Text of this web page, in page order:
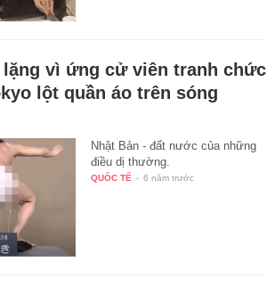
lặng vì ứng cử viên tranh chức
lột quần áo trên sóng
Nhật Bản - đất nước của những
điều dị thường.
QUỐC TẾ - 6 năm trước